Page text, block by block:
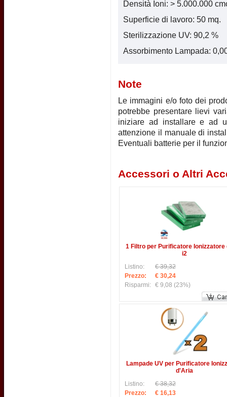
Densità Ioni: > 5.000.000
Superficie di lavoro: 50 mq.
Sterilizzazione UV: 90,2 %
Assorbimento Lampada:
Note
Le immagini e/o foto dei
potrebbe presentare lievi
iniziare ad installare e ad
attenzione il manuale di
Eventuali batterie per il
Accessori o Altri
1 Filtro per Purificatore Ionizzatore
i2
Listino:
€ 39,32
Prezzo:
€ 30,24
Risparmi: € 9,08 (23%)
Lampade UV per Purificatore
d'Aria
Listino:
€ 38,32
Prezzo:
€ 16,13